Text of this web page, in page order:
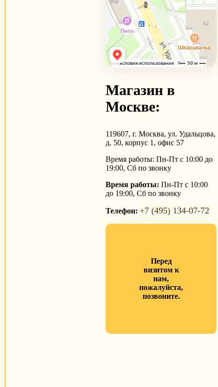
Магазин в
Москве:
119607, г. Москва, ул. Удальцова,
д. 50, корпус 1, офис 57
Время работы: Пн-Пт с 10:00 до
19:00, Сб по звонку
Время работы: Пн-Пт с 10:00
до 19:00, Сб по звонку
Телефон: +7 (495) 134-07-72
Перед
визитом к
нам,
пожалуйста,
позвоните.